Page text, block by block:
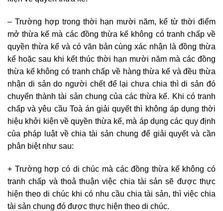
– Trường hợp trong thời hạn mười năm, kể từ thời điểm
mở thừa kế mà các đồng thừa kế không có tranh chấp về
quyền thừa kế và có văn bản cùng xác nhận là đồng thừa
kế hoặc sau khi kết thúc thời hạn mười năm mà các đồng
thừa kế không có tranh chấp về hàng thừa kế và đều thừa
nhận di sản do người chết để lại chưa chia thì di sản đó
chuyển thành tài sản chung của các thừa kế. Khi có tranh
chấp và yêu cầu Toà án giải quyết thì không áp dụng thời
hiệu khởi kiện về quyền thừa kế, mà áp dụng các quy định
của pháp luật về chia tài sản chung để giải quyết và cần
phân biệt như sau:
+ Trường hợp có di chúc mà các đồng thừa kế không có
tranh chấp và thoả thuận việc chia tài sản sẽ được thực
hiện theo di chúc khi có nhu cầu chia tài sản, thì việc chia
tài sản chung đó được thực hiện theo di chúc.